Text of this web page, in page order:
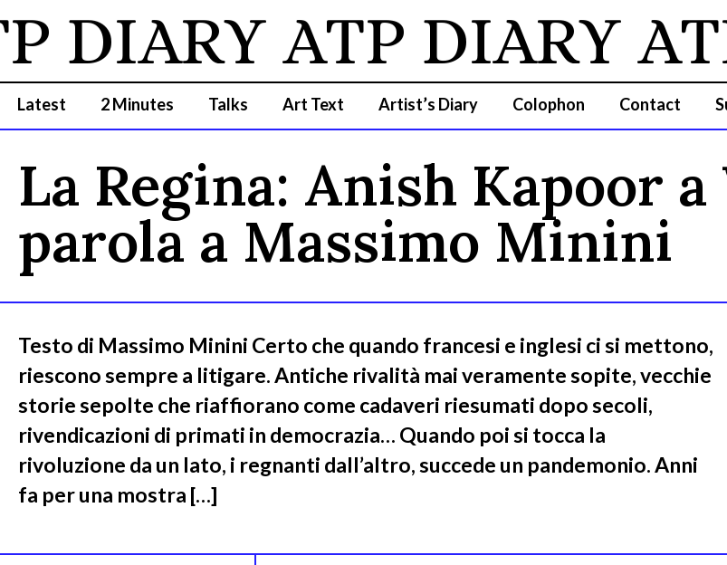
DIARY ATP DIARY
Latest 2 Minutes Talks Art Text Artist’s Diary Colophon Contact
La Regina: Anish Kapoor
parola a Massimo Minini
Testo di Massimo Minini Certo che quando francesi e inglesi ci si mettono,
riescono sempre a litigare. Antiche rivalità mai veramente sopite, vecchie
storie sepolte che riaffiorano come cadaveri riesumati dopo secoli,
rivendicazioni di primati in democrazia… Quando poi si tocca la
rivoluzione da un lato, i regnanti dall’altro, succede un pandemonio. Anni
fa per una mostra […]